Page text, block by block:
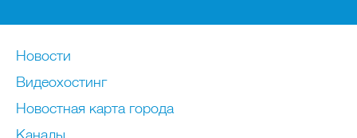
Новости
Видеохостинг
Новостная карта города